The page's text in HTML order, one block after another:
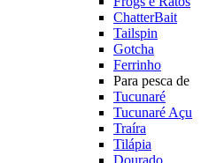
ChatterBait
Tailspin
Gotcha
Ferrinho
Para pesca de
Tucunaré
Tucunaré Açu
Traíra
Tilápia
Dourado